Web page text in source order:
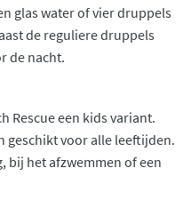
glas water of vier druppels
de reguliere druppels
de nacht.
Rescue een kids variant.
geschikt voor alle leeftijden.
bij het afzwemmen of een